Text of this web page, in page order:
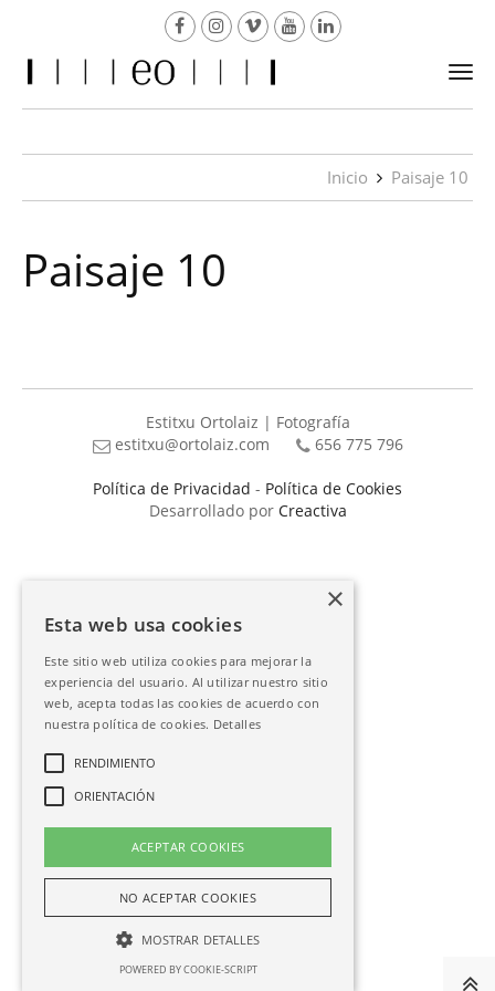
Inicio Paisaje 10
Paisaje 10
Estitxu Ortolaiz | Fotografía
estitxu@ortolaiz.com
656 775 796
Política de Privacidad - Política de Cookies
Desarrollado por Creactiva
Esta web usa cookies
Este sitio web utiliza cookies para mejorar la
experiencia del usuario. Al utilizar nuestro sitio
web, acepta todas las cookies de acuerdo con
nuestra política de cookies. Detalles
RENDIMIENTO
ORIENTACIÓN
ACEPTAR COOKIES
NO ACEPTAR COOKIES
MOSTRAR DETALLES
POWERED BY COOKIE-SCRIPT
×